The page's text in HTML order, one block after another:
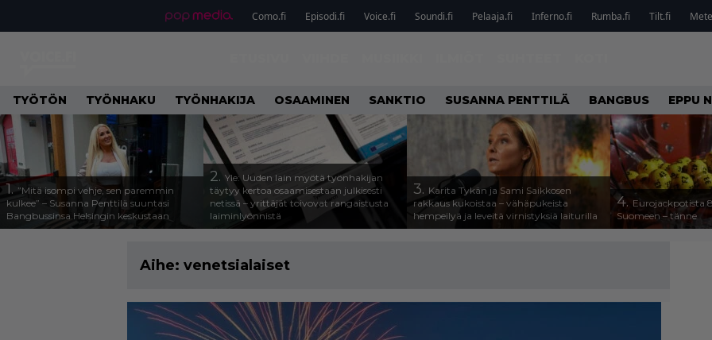
Como.fi Episodi.fi Voice.fi Soundi.fi Pelaaja.fi Inferno.fi Rumba.fi Tilt.fi
TYÖTÖN TYÖNHAKU TYÖNHAKIJA OSAAMINEN SANKTIO SUSANNA PENTTILÄ BANGBUS EPPU
1. ”Mitä isompi vehje, sen paremmin
kulkee” – Susanna Penttilä suuntasi
Bangbussinsa Helsingin keskustaan
2. Yle: Uuden lain myötä työnhakijan
täytyy kertoa osaamisestaan julkisesti
netissä – yrittäjät toivovat rangaistusta
laiminlyönnistä
3. Karita Tykän ja Sami Saikkosen
rakkaus kukoistaa – vähäpukeista
hempeilyä ja leveitä virnistyksiä laiturilla
4. Eurojackpotista
Suomeen – tänne
Aihe: venetsialaiset